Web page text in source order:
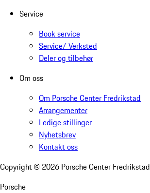
Service
Book service
Service/ Verksted
Deler og tilbehør
Om oss
Om Porsche Center Fredrikstad
Arrangementer
Ledige stillinger
Nyhetsbrev
Kontakt oss
Copyright © 2026 Porsche Center Fredrikstad
Porsche